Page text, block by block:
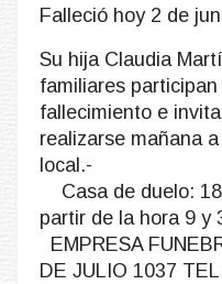
Falleció hoy 2 de
Su hija Claudia
familiares
fallecimiento e
realizarse mañana
local.-
Casa de duelo: 18
partir de la hora 9 y
EMPRESA
DE JULIO 1037